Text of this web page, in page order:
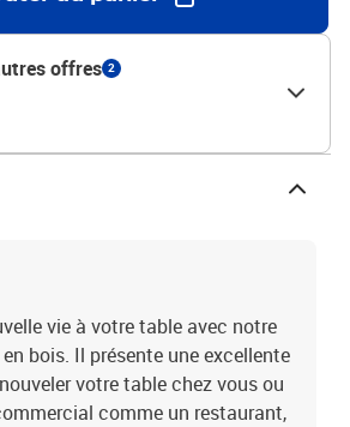
offres 2
vie à votre table avec notre
bois. Il présente une excellente
votre table chez vous ou
comme un restaurant,